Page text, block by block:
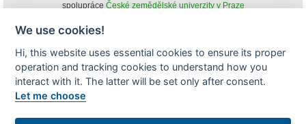
spolupráce České zemědělské univerzity v Praze
obsahu agrárního WWW portálu AGRIS je možné
(pokud není uvedeno jinak) pouze za podmínky uvedení zdroje v podobě
www.agris.cz a data publikace v AGRISu.
We use cookies!
Hi, this website uses essential cookies to ensure its proper
operation and tracking cookies to understand how you
interact with it. The latter will be set only after consent.
Let me choose